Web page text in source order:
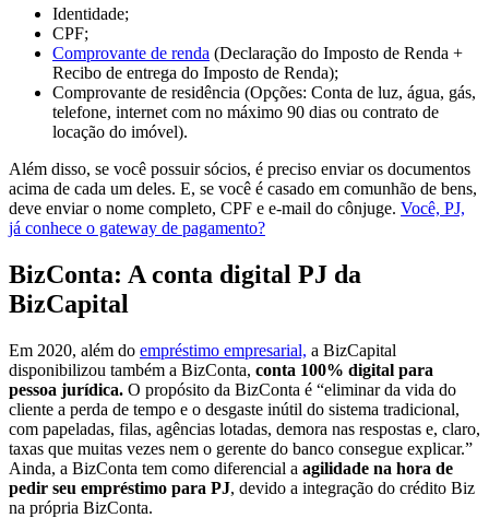
Identidade;
CPF;
Comprovante de renda (Declaração do Imposto de Renda +
Recibo de entrega do Imposto de Renda);
Comprovante de residência (Opções: Conta de luz, água, gás,
telefone, internet com no máximo 90 dias ou contrato de
locação do imóvel).
Além disso, se você possuir sócios, é preciso enviar os documentos
acima de cada um deles. E, se você é casado em comunhão de bens,
deve enviar o nome completo, CPF e e-mail do cônjuge. Você, PJ,
já conhece o gateway de pagamento?
BizConta: A conta digital PJ da
BizCapital
Em 2020, além do empréstimo empresarial, a BizCapital
disponibilizou também a BizConta, conta 100% digital para
pessoa jurídica. O propósito da BizConta é “eliminar da vida do
cliente a perda de tempo e o desgaste inútil do sistema tradicional,
com papeladas, filas, agências lotadas, demora nas respostas e, claro,
taxas que muitas vezes nem o gerente do banco consegue explicar.”
Ainda, a BizConta tem como diferencial a agilidade na hora de
pedir seu empréstimo para PJ, devido a integração do crédito Biz
na própria BizConta.